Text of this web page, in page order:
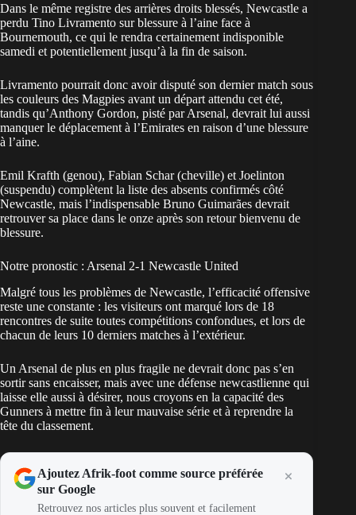
Dans le même registre des arrières droits blessés, Newcastle a
perdu Tino Livramento sur blessure à l’aine face à
Bournemouth, ce qui le rendra certainement indisponible
samedi et potentiellement jusqu’à la fin de saison.
Livramento pourrait donc avoir disputé son dernier match sous
les couleurs des Magpies avant un départ attendu cet été,
tandis qu’Anthony Gordon, pisté par Arsenal, devrait lui aussi
manquer le déplacement à l’Emirates en raison d’une blessure
à l’aine.
Emil Krafth (genou), Fabian Schar (cheville) et Joelinton
(suspendu) complètent la liste des absents confirmés côté
Newcastle, mais l’indispensable Bruno Guimarães devrait
retrouver sa place dans le onze après son retour bienvenu de
blessure.
Notre pronostic : Arsenal 2-1 Newcastle United
Malgré tous les problèmes de Newcastle, l’efficacité offensive
reste une constante : les visiteurs ont marqué lors de 18
rencontres de suite toutes compétitions confondues, et lors de
chacun de leurs 10 derniers matches à l’extérieur.
Un Arsenal de plus en plus fragile ne devrait donc pas s’en
sortir sans encaisser, mais avec une défense newcastlienne qui
laisse elle aussi à désirer, nous croyons en la capacité des
Gunners à mettre fin à leur mauvaise série et à reprendre la
tête du classement.
Ajoutez Afrik-foot comme source préférée
sur Google
Retrouvez nos articles plus souvent et facilement